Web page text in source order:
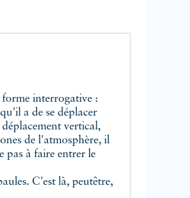
forme interrogative :
a de se déplacer
vertical,
de l'atmosphère, il
pas à faire entrer le
C'est là, peutêtre,